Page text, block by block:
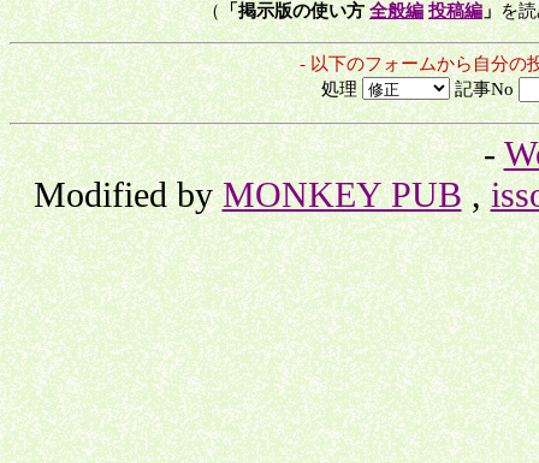
（「掲示版の使い方全般編 投稿編」を
- 以下のフォームから自分の
処理
記事No
-
Modified byMONKEY PUB,